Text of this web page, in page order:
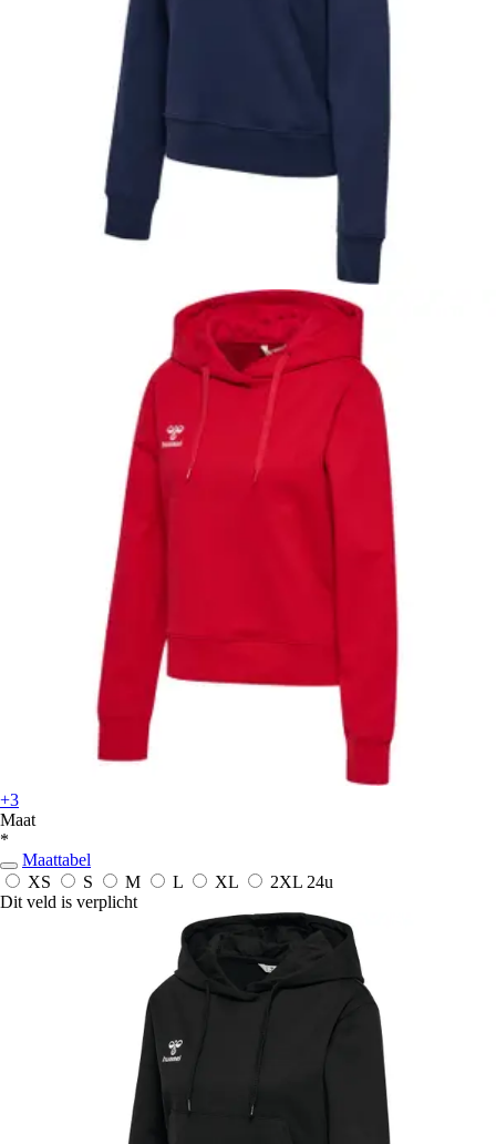
+3
Maat
*
Maattabel
XS
S M L XL 2XL 24u
Dit veld is verplicht